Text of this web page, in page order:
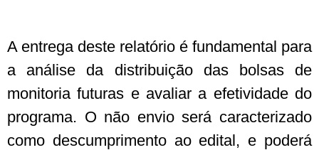
A entrega deste relatório é fundamental para
a análise da distribuição das bolsas de
monitoria futuras e avaliar a efetividade do
programa. O não envio será caracterizado
como descumprimento ao edital, e poderá